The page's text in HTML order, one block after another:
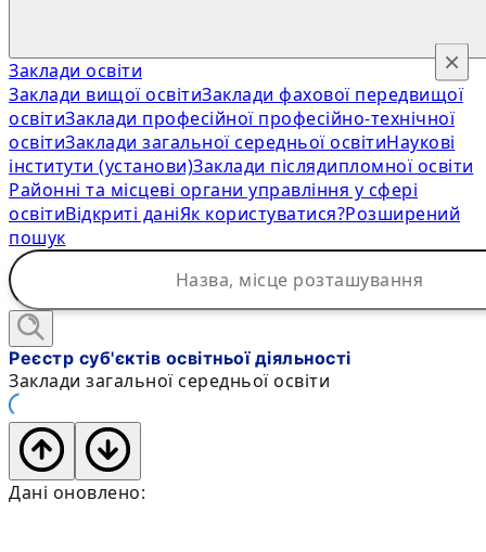
Заклади освіти
Заклади вищої освітиЗаклади фахової передвищої
освітиЗаклади професійної професійно-технічної
освітиЗаклади загальної середньої освітиНаукові
інститути (установи)Заклади післядипломної освіти
Районні та місцеві органи управління у сфері
освітиВідкриті даніЯк користуватися?Розширений
пошук
×
Реєстр суб'єктів освітньої діяльності
Заклади загальної середньої освіти
Дані оновлено: